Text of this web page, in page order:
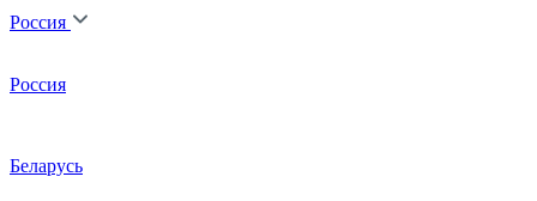
Россия
Россия
Беларусь